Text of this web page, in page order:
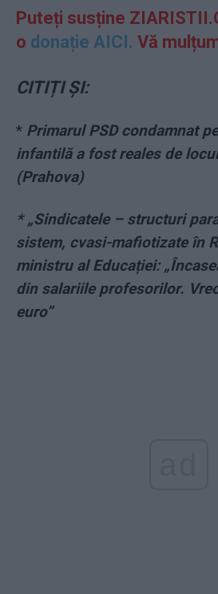
Puteți susține
o donație AICI. Vă
CITIȚI ȘI:
* Primarul PSD condamnat
infantilă a fost reales de
(Prahova)
* „Sindicatele – structuri
sistem, cvasi-mafiotizate în
ministru al Educației:
din salariile profesorilor.
euro”